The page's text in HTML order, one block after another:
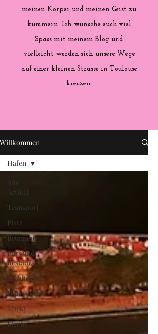
meinen Körper und meinen Geist zu
kümmern. Ich wünsche euch viel
Spass mit meinem Blog und
vielleicht werden sich unsere Wege
auf einer kleinen Strasse in Toulouse
kreuzen.
Willkommen
Alle
Artikel
Transport
Platz
Brunnen
Bars und
Restaurants
architektur
Herrenhaus
Markt
Kirche
Hafen